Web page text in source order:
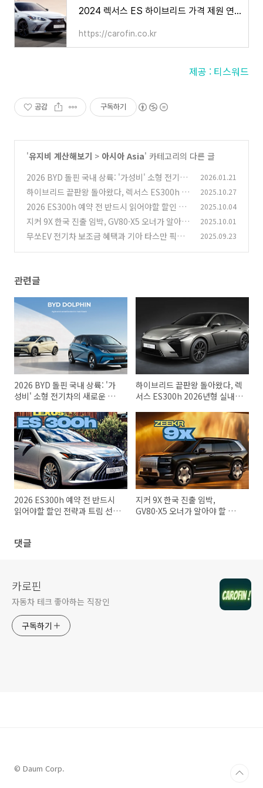
2024 렉서스 ES 하이브리드 가격 제원 연비, 과연 적당한 가격인가?
https://carofin.co.kr
제공 : 티스워드
공감 구독하기
'유지비 계산해보기 > 아시아 Asia' 카테고리의 다른 글
2026 BYD 돌핀 국내 상륙: '가성비' 소형 전기차
의 새로운 기준일까?
(0)
2026.01.21
하이브리드 끝판왕 돌아왔다, 렉서스 ES300h 2
026년형 실내·연비 미쳤다
(1)
2025.10.27
2026 ES300h 예약 전 반드시 읽어야할 할인 전
략과 트림 선택 팁
(0)
2025.10.04
지커 9X 한국 진출 임박, GV80·X5 오너가 알아야
할 플래그십 SUV 비교 (0)
2025.10.01
무쏘EV 전기차 보조금 혜택과 기아 타스만 픽업
2025.09.23
관련글
2026 BYD 돌핀 국내 상륙: '가
성비' 소형 전기차의 새로운 기
하이브리드 끝판왕 돌아왔다, 렉
서스 ES300h 2026년형 실내·
2026 ES300h 예약 전 반드시
읽어야할 할인 전략과 트림 선택
지커 9X 한국 진출 임박,
GV80·X5 오너가 알아야 할 플래
댓글
카로핀
자동차 테크 좋아하는 직장인
구독하기
© Daum Corp.